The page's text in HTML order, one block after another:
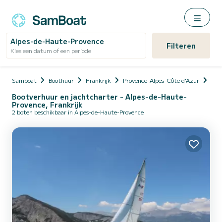
Alpes-de-Haute-Provence
Kies een datum of een periode Filteren
Samboat Boothuur Frankrijk Provence-Alpes-Côte d'Azur
Bootverhuur en jachtcharter - Alpes-de-Haute-
Provence, Frankrijk
2 boten beschikbaar in Alpes-de-Haute-Provence